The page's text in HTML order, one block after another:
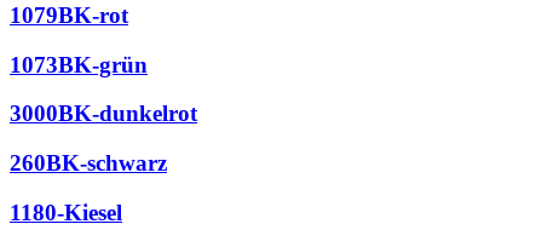
1079BK-rot
1073BK-grün
3000BK-dunkelrot
260BK-schwarz
1180-Kiesel